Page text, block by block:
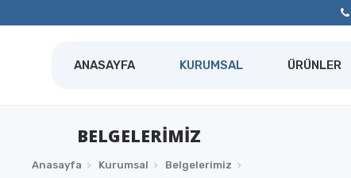
ANASAYFA KURUMSAL ÜRÜNLER
BELGELERIMIZ
Anasayfa Kurumsal Belgelerimiz